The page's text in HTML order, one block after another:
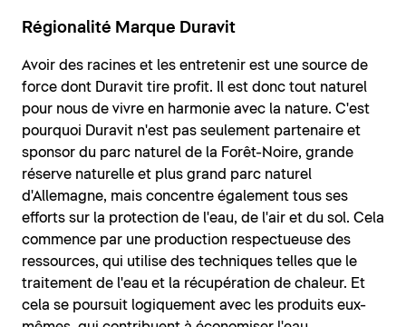
Régionalité Marque Duravit
Avoir des racines et les entretenir est une source de
force dont Duravit tire profit. Il est donc tout naturel
pour nous de vivre en harmonie avec la nature. C'est
pourquoi Duravit n'est pas seulement partenaire et
sponsor du parc naturel de la Forêt-Noire, grande
réserve naturelle et plus grand parc naturel
d'Allemagne, mais concentre également tous ses
efforts sur la protection de l'eau, de l'air et du sol. Cela
commence par une production respectueuse des
ressources, qui utilise des techniques telles que le
traitement de l'eau et la récupération de chaleur. Et
cela se poursuit logiquement avec les produits eux-